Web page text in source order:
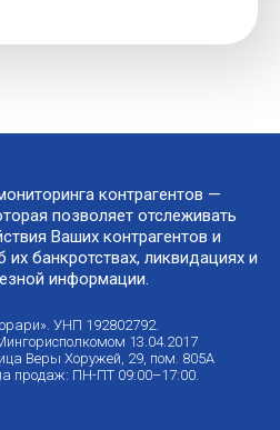
контрагентов —
позволяет отслеживать
Ваших контрагентов и
банкротствах, ликвидациях и
информации.
УНП 192802792.
13.04.2017
Веры Хоружей, 29, пом. 805А
продаж: ПН-ПТ 09:00–17:00.